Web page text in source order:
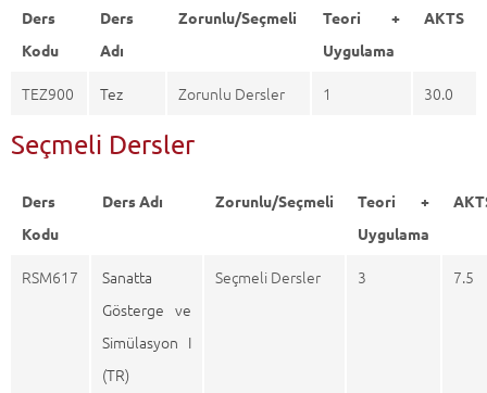
Ders
Kodu
Ders
Adı
Zorunlu/Seçmeli
Teori +
Uygulama
AKTS
TEZ900 Tez Zorunlu Dersler 1 30.0
Seçmeli Dersler
Ders
Kodu
Ders Adı Zorunlu/Seçmeli
Teori +
Uygulama
RSM617
Sanatta
Gösterge ve
Simülasyon I
(TR)
Seçmeli Dersler 3 7.5